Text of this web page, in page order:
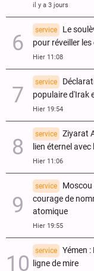
il y a 3 jours
service
Le
pour réveiller
Hier 11:08
service
populaire d'Irak
Hier 19:54
service
Ziyarat
lien éternel
Hier 11:06
service
Moscou
courage de
atomique
Hier 19:55
service
Yémen
ligne de mire